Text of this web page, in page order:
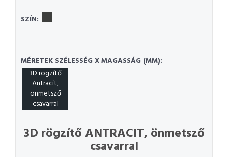
SZÍN:
MÉRETEK SZÉLESSÉG X MAGASSÁG (MM):
3D rögzítő
Antracit,
önmetsző
csavarral
3D rögzítő ANTRACIT, önmetsző
csavarral